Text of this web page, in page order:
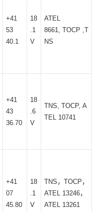
+41
53
40.1
18
.1
V
ATEL
8661, TOCP ,T
NS
+41
43
36.70
18
.6
V
TNS, TOCP, A
TEL 10741
+41
07
45.80
18
.1
V
TNS ， TOCP ，
ATEL 13246，
ATEL 13261